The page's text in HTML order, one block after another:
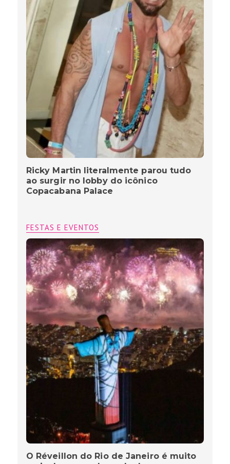
Ricky Martin literalmente parou tudo
ao surgir no lobby do icônico
Copacabana Palace
FESTAS E EVENTOS
O Réveillon do Rio de Janeiro é muito